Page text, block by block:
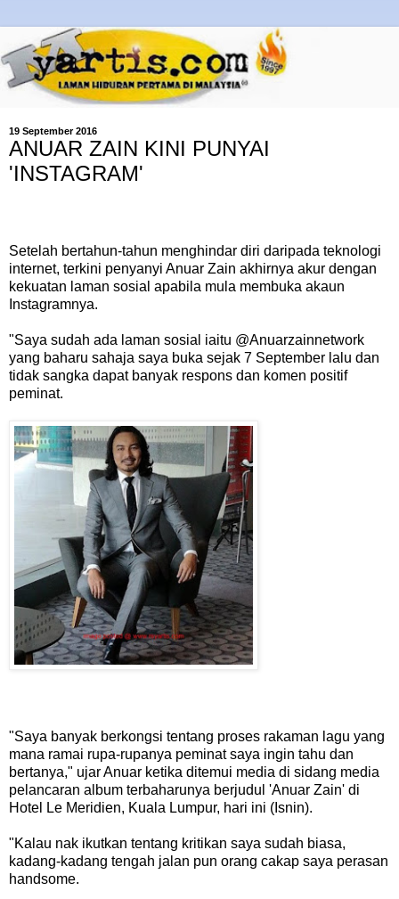
19 September 2016
ANUAR ZAIN KINI PUNYAI
'INSTAGRAM'
Setelah bertahun-tahun menghindar diri daripada teknologi
internet, terkini penyanyi Anuar Zain akhirnya akur dengan
kekuatan laman sosial apabila mula membuka akaun
Instagramnya.
"Saya sudah ada laman sosial iaitu @Anuarzainnetwork
yang baharu sahaja saya buka sejak 7 September lalu dan
tidak sangka dapat banyak respons dan komen positif
peminat.
"Saya banyak berkongsi tentang proses rakaman lagu yang
mana ramai rupa-rupanya peminat saya ingin tahu dan
bertanya," ujar Anuar ketika ditemui media di sidang media
pelancaran album terbaharunya berjudul 'Anuar Zain' di
Hotel Le Meridien, Kuala Lumpur, hari ini (Isnin).
"Kalau nak ikutkan tentang kritikan saya sudah biasa,
kadang-kadang tengah jalan pun orang cakap saya perasan
handsome.